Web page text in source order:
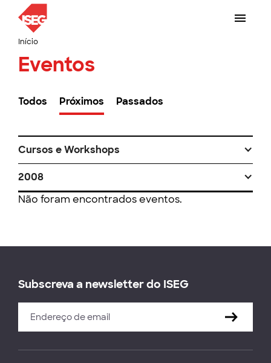
Início
Eventos
Todos Próximos Passados
Cursos e Workshops
2008
Não foram encontrados eventos.
Subscreva a newsletter do ISEG